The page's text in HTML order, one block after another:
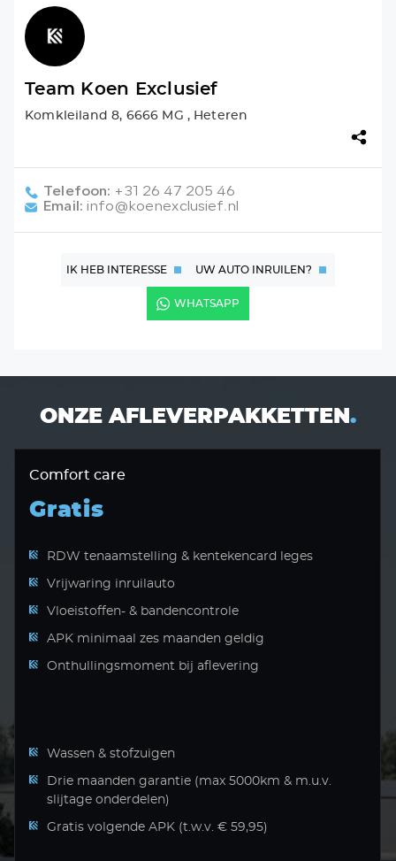
Team Koen Exclusief
Komkleiland 8, 6666 MG , Heteren
Telefoon: +31 26 47 205 46
Email: info@koenexclusief.nl
IK HEB INTERESSE UW AUTO INRUILEN?
WHATSAPP
ONZE AFLEVERPAKKETTEN .
Comfort care
Gratis
RDW tenaamstelling & kentekencard leges
Vrijwaring inruilauto
Vloeistoffen- & bandencontrole
APK minimaal zes maanden geldig
Onthullingsmoment bij aflevering
Wassen & stofzuigen
Drie maanden garantie (max 5000km & m.u.v.
slijtage onderdelen)
Gratis volgende APK (t.w.v. € 59,95)